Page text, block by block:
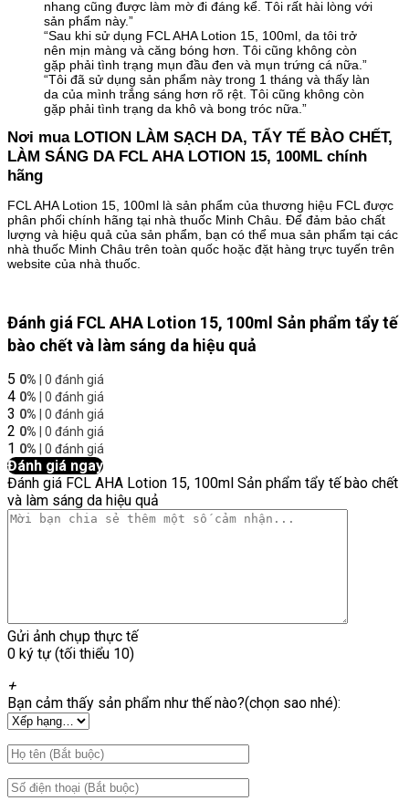
nhang cũng được làm mờ đi đáng kể. Tôi rất hài lòng với
sản phẩm này.”
“Sau khi sử dụng FCL AHA Lotion 15, 100ml, da tôi trở
nên mịn màng và căng bóng hơn. Tôi cũng không còn
gặp phải tình trạng mụn đầu đen và mụn trứng cá nữa.”
“Tôi đã sử dụng sản phẩm này trong 1 tháng và thấy làn
da của mình trắng sáng hơn rõ rệt. Tôi cũng không còn
gặp phải tình trạng da khô và bong tróc nữa.”
Nơi mua LOTION LÀM SẠCH DA, TẨY TẾ BÀO CHẾT,
LÀM SÁNG DA FCL AHA LOTION 15, 100ML chính
hãng
FCL AHA Lotion 15, 100ml là sản phẩm của thương hiệu FCL được
phân phối chính hãng tại nhà thuốc Minh Châu. Để đảm bảo chất
lượng và hiệu quả của sản phẩm, bạn có thể mua sản phẩm tại các
nhà thuốc Minh Châu trên toàn quốc hoặc đặt hàng trực tuyến trên
website của nhà thuốc.
Đánh giá FCL AHA Lotion 15, 100ml Sản phẩm tẩy tế
bào chết và làm sáng da hiệu quả
5 0% | 0 đánh giá
4 0% | 0 đánh giá
3 0% | 0 đánh giá
2 0% | 0 đánh giá
1 0% | 0 đánh giá
Đánh giá ngay
Đánh giá FCL AHA Lotion 15, 100ml Sản phẩm tẩy tế bào chết
và làm sáng da hiệu quả
Gửi ảnh chụp thực tế
0 ký tự (tối thiểu 10)
+
Bạn cảm thấy sản phẩm như thế nào?(chọn sao nhé):